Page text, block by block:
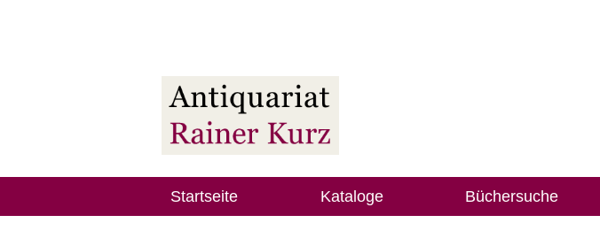
Startseite Kataloge Büchersuche